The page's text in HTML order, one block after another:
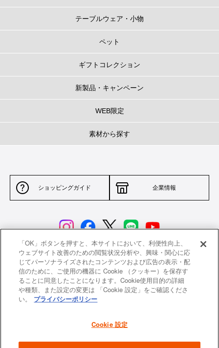
テーブルウェア・小物
ペット
ギフトコレクション
新製品・キャンペーン
WEB限定
素材から探す
ショッピングガイド 企業情報
サイトポリシー 特定商取引法に基づく表示
並行輸入品について 個人情報保護方針
返品について
よくあるご質問 お問い合わせ
「OK」ボタンを押すと、本サイトにおいて、利便性向上、
ウェブサイト改善のための閲覧状況分析や、興味・関心に応
じてパーソナライズされたコンテンツおよび広告の表示・配
信のために、ご使用の機器に Cookie （クッキー）を保存す
ることに同意したことになります。Cookie使用目的の詳細
や種類、また設定の変更は 「Cookie 設定」をご確認くださ
い。
プライバシーポリシー
Cookie 設定